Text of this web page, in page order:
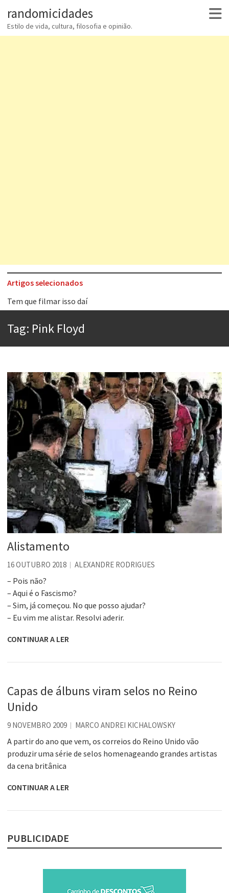
randomicidades
Estilo de vida, cultura, filosofia e opinião.
Artigos selecionados
Tem que filmar isso daí
Aprender a fracassar é o segredo do sucesso
Esse tal de Rock Gaúcho
Os causos de Jorge Luis Borges
Voto obrigatório é correto?
Se queres salvar o mundo, o veganismo não é a resposta
Tag: Pink Floyd
Alistamento
16 OUTUBRO 2018 ALEXANDRE RODRIGUES
– Pois não?
– Aqui é o Fascismo?
– Sim, já começou. No que posso ajudar?
– Eu vim me alistar. Resolvi aderir.
CONTINUAR A LER
Capas de álbuns viram selos no Reino
Unido
9 NOVEMBRO 2009 MARCO ANDREI KICHALOWSKY
A partir do ano que vem, os correios do Reino Unido vão
produzir uma série de selos homenageando grandes artistas
da cena britânica
CONTINUAR A LER
PUBLICIDADE